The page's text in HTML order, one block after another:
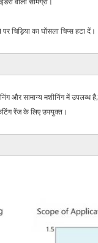
वाली सामग्री।
चिड़िया का घोंसला चिप्स हटा दें।
और सामान्य मशीनिंग में उपलब्ध है;
रेंज के लिए उपयुक्त।